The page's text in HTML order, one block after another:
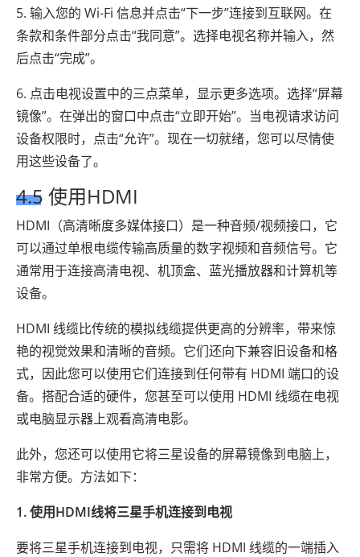
5. 输入您的 Wi-Fi 信息并点击“下一步”连接到互联网。在
条款和条件部分点击“我同意”。选择电视名称并输入，然
后点击“完成”。
6. 点击电视设置中的三点菜单，显示更多选项。选择“屏幕
镜像”。在弹出的窗口中点击“立即开始”。当电视请求访问
设备权限时，点击“允许”。现在一切就绪，您可以尽情使
用这些设备了。
4.5 使用HDMI
HDMI（高清晰度多媒体接口）是一种音频/视频接口，它
可以通过单根电缆传输高质量的数字视频和音频信号。它
通常用于连接高清电视、机顶盒、蓝光播放器和计算机等
设备。
HDMI 线缆比传统的模拟线缆提供更高的分辨率，带来惊
艳的视觉效果和清晰的音频。它们还向下兼容旧设备和格
式，因此您可以使用它们连接到任何带有 HDMI 端口的设
备。搭配合适的硬件，您甚至可以使用 HDMI 线缆在电视
或电脑显示器上观看高清电影。
此外，您还可以使用它将三星设备的屏幕镜像到电脑上，
非常方便。方法如下：
1. 使用HDMI线将三星手机连接到电视
要将三星手机连接到电视，只需将 HDMI 线缆的一端插入